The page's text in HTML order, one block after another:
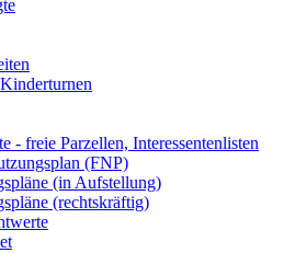
- freie Parzellen, Interessentenlisten
(FNP)
(in Aufstellung)
(rechtskräftig)